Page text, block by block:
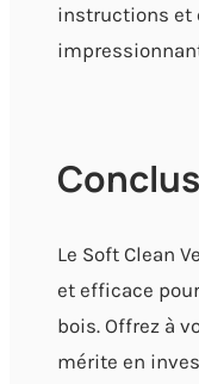
instructions et
Le Soft Clean
et efficace
bois. Offrez à
mérite en